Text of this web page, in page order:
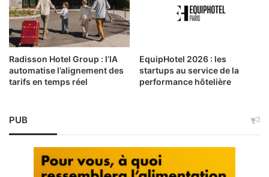
Radisson Hotel Group : l’IA
automatise l’alignement des
tarifs en temps réel
EquipHotel 2026 : les
startups au service de la
performance hôtelière
PUB